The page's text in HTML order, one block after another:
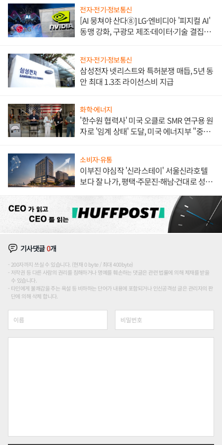
전자·전기·정보통신
[AI 뭉쳐야 산다⑧] LG·엔비디아 '피지컬 AI'
동맹 강화, 구광모 제조·데이터·기술 결집
전자·전기·정보통신
삼성전자 넷리스트와 특허분쟁 매듭, 5년 동
안 최대 1.3조 라이선스비 지급
화학·에너지
'한수원 협력사' 미국 오클로 SMR 연구용 원
자로 '임계 상태' 도달, 미국 에너지부 "중요
소비자·유통
이부진 야심작 '신라스테이' 서울신라호텔
보다 잘 나가, 평택·주문진·해남·건대로 성
기사댓글0개
200자까지 쓰실 수 있습니다. (현재 0 byte / 최대 400byte)
저작권 등 다른 사람의 권리를 침해하거나 명예를 훼손하는 댓글은 관련 법률에 의해 제재를 받을
수 있습니다.
타인에게 불쾌감을 주는 욕설 등 비하하는 단어가 내용에 포함되거나 인신공격성 글은 관리자의 판
단에 의해 삭제 합니다.